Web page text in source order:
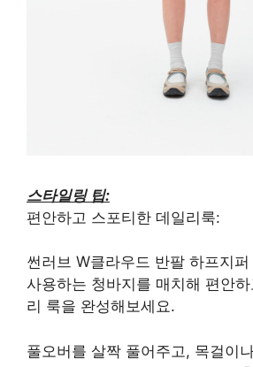
스타일링 팁:
편안하고 스포티한 데일리룩:
썬러브 W클라우드 반팔 하프지
사용하는 청바지를 매치해 편안
리 룩을 완성해보세요.
풀오버를 살짝 풀어주고, 목걸이